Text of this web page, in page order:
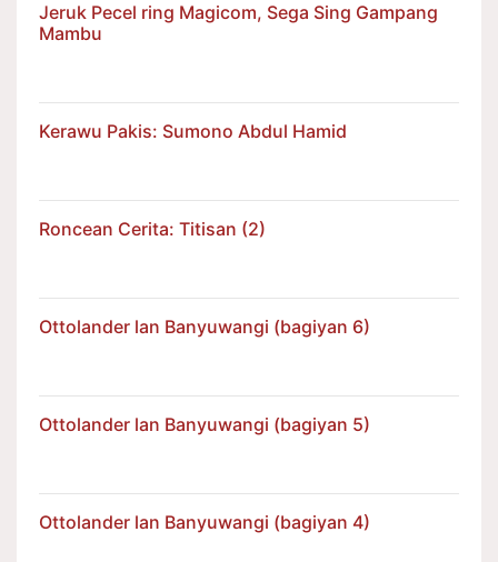
Jeruk Pecel ring Magicom, Sega Sing Gampang
Mambu
Kerawu Pakis: Sumono Abdul Hamid
Roncean Cerita: Titisan (2)
Ottolander lan Banyuwangi (bagiyan 6)
Ottolander lan Banyuwangi (bagiyan 5)
Ottolander lan Banyuwangi (bagiyan 4)